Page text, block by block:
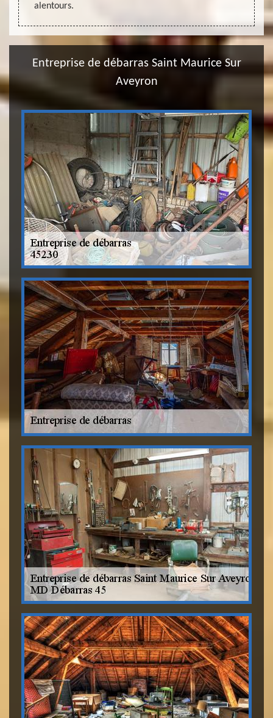
alentours.
Entreprise de débarras Saint Maurice Sur
Aveyron